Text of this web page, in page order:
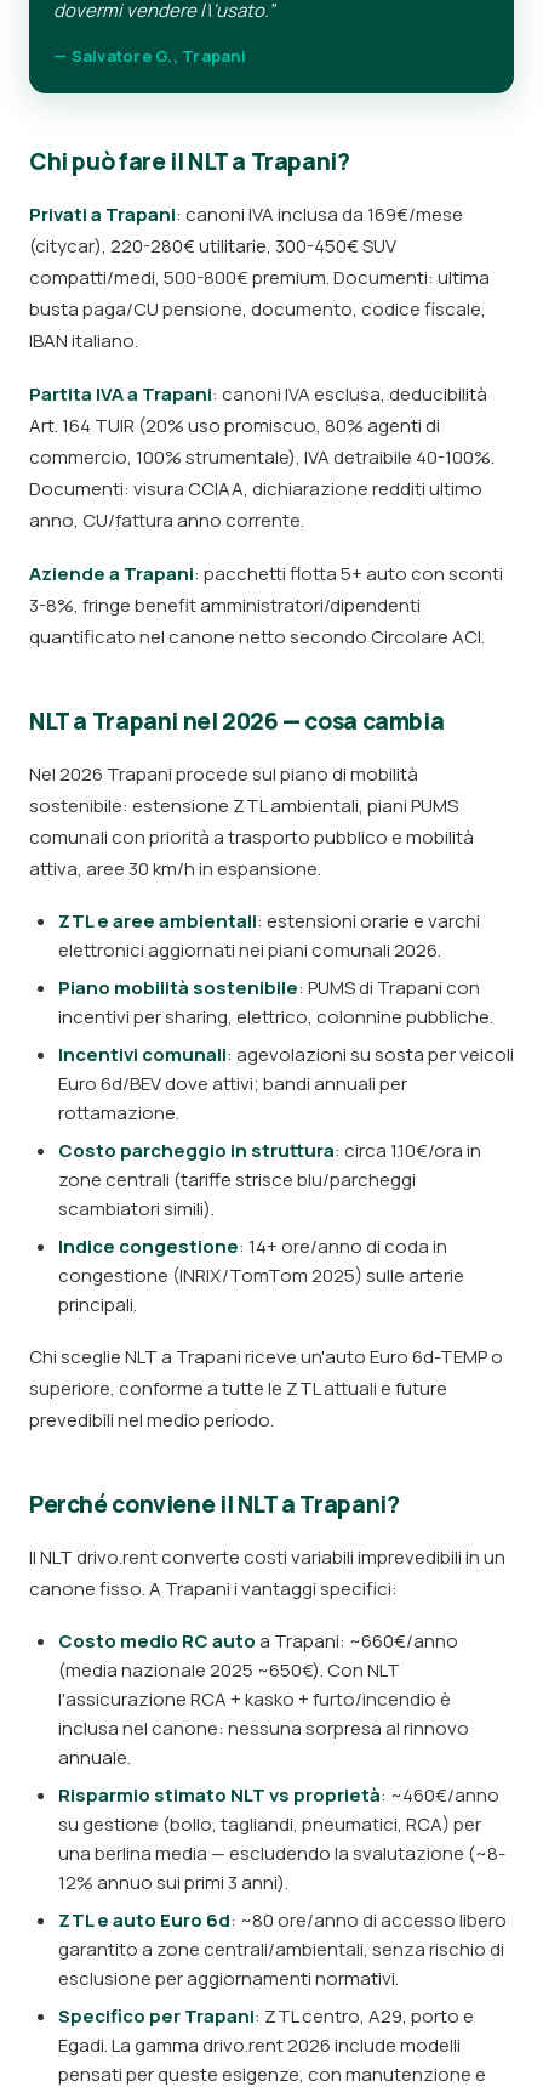
dovermi vendere l\'usato.”
— Salvatore G., Trapani
Chi può fare il NLT a Trapani?
Privati a Trapani: canoni IVA inclusa da 169€/mese
(citycar), 220-280€ utilitarie, 300-450€ SUV
compatti/medi, 500-800€ premium. Documenti: ultima
busta paga/CU pensione, documento, codice fiscale,
IBAN italiano.
Partita IVA a Trapani: canoni IVA esclusa, deducibilità
Art. 164 TUIR (20% uso promiscuo, 80% agenti di
commercio, 100% strumentale), IVA detraibile 40-100%.
Documenti: visura CCIAA, dichiarazione redditi ultimo
anno, CU/fattura anno corrente.
Aziende a Trapani: pacchetti flotta 5+ auto con sconti
3-8%, fringe benefit amministratori/dipendenti
quantificato nel canone netto secondo Circolare ACI.
NLT a Trapani nel 2026 — cosa cambia
Nel 2026 Trapani procede sul piano di mobilità
sostenibile: estensione ZTL ambientali, piani PUMS
comunali con priorità a trasporto pubblico e mobilità
attiva, aree 30 km/h in espansione.
ZTL e aree ambientali: estensioni orarie e varchi
elettronici aggiornati nei piani comunali 2026.
Piano mobilità sostenibile: PUMS di Trapani con
incentivi per sharing, elettrico, colonnine pubbliche.
Incentivi comunali: agevolazioni su sosta per veicoli
Euro 6d/BEV dove attivi; bandi annuali per
rottamazione.
Costo parcheggio in struttura: circa 1.10€/ora in
zone centrali (tariffe strisce blu/parcheggi
scambiatori simili).
Indice congestione: 14+ ore/anno di coda in
congestione (INRIX/TomTom 2025) sulle arterie
principali.
Chi sceglie NLT a Trapani riceve un'auto Euro 6d-TEMP o
superiore, conforme a tutte le ZTL attuali e future
prevedibili nel medio periodo.
Perché conviene il NLT a Trapani?
Il NLT drivo.rent converte costi variabili imprevedibili in un
canone fisso. A Trapani i vantaggi specifici:
Costo medio RC autoa Trapani: ~660€/anno
(media nazionale 2025 ~650€). Con NLT
l'assicurazione RCA + kasko + furto/incendio è
inclusa nel canone: nessuna sorpresa al rinnovo
annuale.
Risparmio stimato NLT vs proprietà: ~460€/anno
su gestione (bollo, tagliandi, pneumatici, RCA) per
una berlina media — escludendo la svalutazione (~8-
12% annuo sui primi 3 anni).
ZTL e auto Euro 6d: ~80 ore/anno di accesso libero
garantito a zone centrali/ambientali, senza rischio di
esclusione per aggiornamenti normativi.
Specifico per Trapani: ZTL centro, A29, porto e
Egadi. La gamma drivo.rent 2026 include modelli
pensati per queste esigenze, con manutenzione e